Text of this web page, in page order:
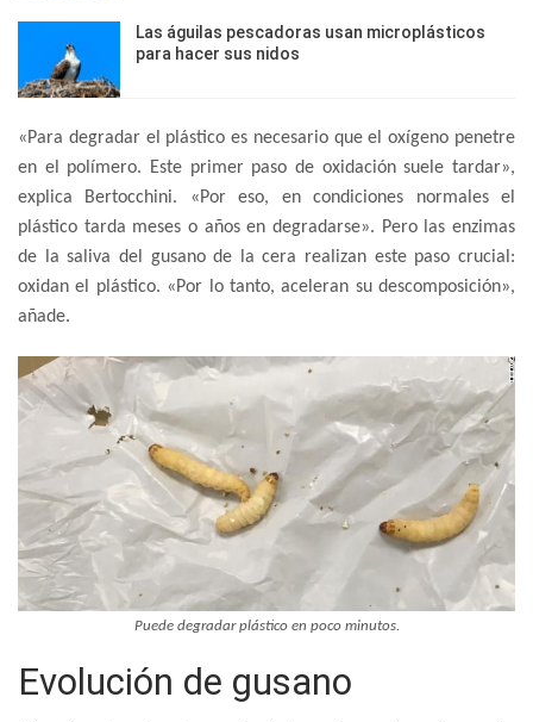
Las águilas pescadoras usan microplásticos
para hacer sus nidos
«Para degradar el plástico es necesario que el oxígeno penetre
en el polímero. Este primer paso de oxidación suele tardar»,
explica Bertocchini. «Por eso, en condiciones normales el
plástico tarda meses o años en degradarse». Pero las enzimas
de la saliva del gusano de la cera realizan este paso crucial:
oxidan el plástico. «Por lo tanto, aceleran su descomposición»,
añade.
Puede degradar plástico en poco minutos.
Evolución de gusano